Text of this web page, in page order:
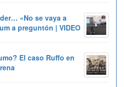
«No se vaya a
a preguntón | VIDEO
El caso Ruffo en